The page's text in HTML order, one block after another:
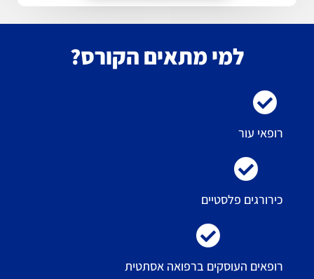
למי מתאים הקורס?
רופאי עור
כירורגים פלסטיים
רופאים העוסקים ברפואה אסתטית